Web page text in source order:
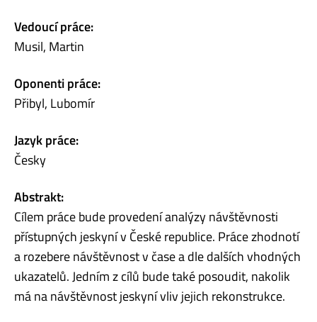
Vedoucí práce:
Musil, Martin
Oponenti práce:
Přibyl, Lubomír
Jazyk práce:
Česky
Abstrakt:
Cílem práce bude provedení analýzy návštěvnosti
přístupných jeskyní v České republice. Práce zhodnotí
a rozebere návštěvnost v čase a dle dalších vhodných
ukazatelů. Jedním z cílů bude také posoudit, nakolik
má na návštěvnost jeskyní vliv jejich rekonstrukce.